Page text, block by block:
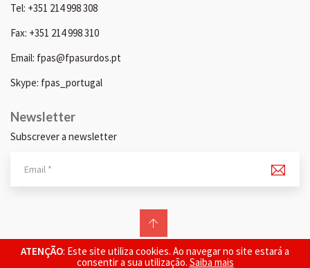
ATENÇÃO: Este site utiliza cookies. Ao navegar no site estará a
consentir a sua utilização. Saiba mais
Tel: +351 214 998 308
Fax: +351 214 998 310
Email: fpas@fpasurdos.pt
Skype: fpas_portugal
Newsletter
Subscrever a newsletter
© 2026 FPAS. Todos os direitos reservados.